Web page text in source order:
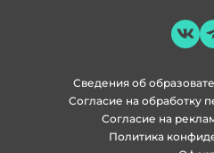
Политика
Согласие на
Согласие на обработку
Сведения об